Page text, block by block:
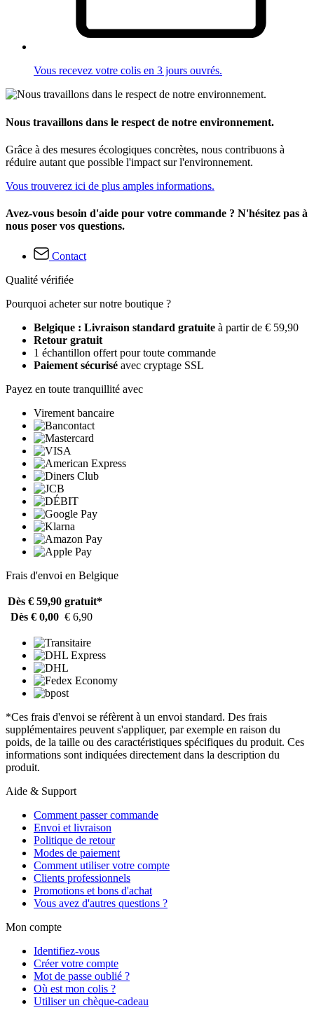
Vous recevez votre colis en 3 jours ouvrés.
Nous travaillons dans le respect de notre environnement.
Grâce à des mesures écologiques concrètes, nous contribuons à
réduire autant que possible l'impact sur l'environnement.
Vous trouverez ici de plus amples informations.
Avez-vous besoin d'aide pour votre commande ? N'hésitez pas à
nous poser vos questions.
Contact
Qualité vérifiée
Pourquoi acheter sur notre boutique ?
Belgique : Livraison standard gratuite à partir de € 59,90
Retour gratuit
1 échantillon offert pour toute commande
Paiement sécurisé avec cryptage SSL
Payez en toute tranquillité avec
Virement bancaire
Frais d'envoi en Belgique
Dès € 59,90 gratuit*
Dès € 0,00 € 6,90
*Ces frais d'envoi se réfèrent à un envoi standard. Des frais
supplémentaires peuvent s'appliquer, par exemple en raison du
poids, de la taille ou des caractéristiques spécifiques du produit. Ces
informations sont indiquées directement dans la description du
produit.
Aide & Support
Comment passer commande
Envoi et livraison
Politique de retour
Modes de paiement
Comment utiliser votre compte
Clients professionnels
Promotions et bons d'achat
Vous avez d'autres questions ?
Mon compte
Identifiez-vous
Créer votre compte
Mot de passe oublié ?
Où est mon colis ?
Utiliser un chèque-cadeau